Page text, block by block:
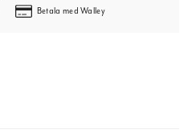
Betala med Walley